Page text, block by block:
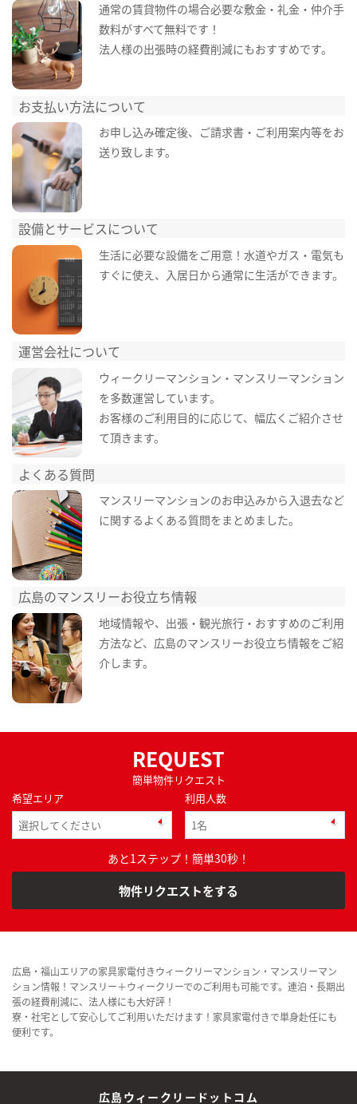
通常の賃貸物件の場合必要な敷金・礼金・仲介手
数料がすべて無料です！
法人様の出張時の経費削減にもおすすめです。
お支払い方法について
お申し込み確定後、ご請求書・ご利用案内等をお
送り致します。
設備とサービスについて
生活に必要な設備をご用意！水道やガス・電気も
すぐに使え、入居日から通常に生活ができます。
運営会社について
ウィークリーマンション・マンスリーマンション
を多数運営しています。
お客様のご利用目的に応じて、幅広くご紹介させ
て頂きます。
よくある質問
マンスリーマンションのお申込みから入退去など
に関するよくある質問をまとめました。
広島のマンスリーお役立ち情報
地域情報や、出張・観光旅行・おすすめのご利用
方法など、広島のマンスリーお役立ち情報をご紹
介します。
REQUEST
簡単物件リクエスト
希望エリア
利用人数
あと1ステップ！簡単30秒！
物件リクエストをする
広島・福山エリアの家具家電付きウィークリーマンション・マンスリーマン
ション情報！マンスリー＋ウィークリーでのご利用も可能です。連泊・長期出
張の経費削減に、法人様にも大好評！
寮・社宅として安心してご利用いただけます！家具家電付きで単身赴任にも
便利です。
広島ウィークリードットコム